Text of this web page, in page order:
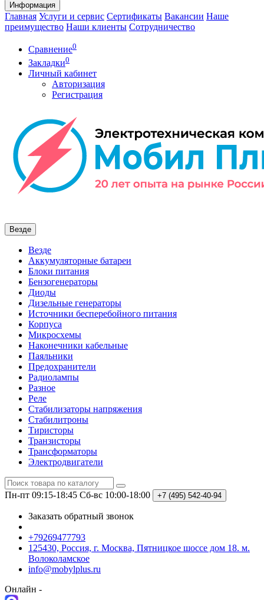
Информация
Главная Услуги и сервис Сертификаты Вакансии Наше
преимущество Наши клиенты Сотрудничество
Сравнение0
Закладки0
Личный кабинет
Авторизация
Регистрация
Везде
Везде
Аккумуляторные батареи
Блоки питания
Бензогенераторы
Диоды
Дизельные генераторы
Источники бесперебойного питания
Корпуса
Микросхемы
Наконечники кабельные
Паяльники
Предохранители
Радиолампы
Разное
Реле
Стабилизаторы напряжения
Стабилитроны
Тиристоры
Транзисторы
Трансформаторы
Электродвигатели
Пн-пт 09:15-18:45 Сб-вс 10:00-18:00 +7 (495) 542-40-94
Заказать обратный звонок
+79269477793
125430, Россия, г. Москва, Пятницкое шоссе дом 18. м.
Волоколамское
info@mobylplus.ru
Онлайн -